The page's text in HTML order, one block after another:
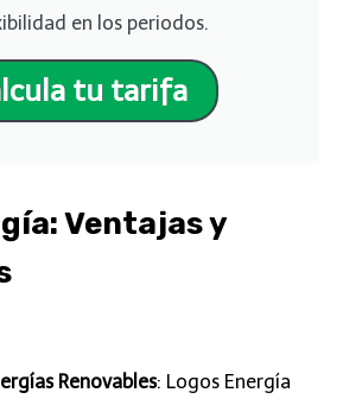
en los periodos.
tu tarifa
:Ventajas y
Renovables: Logos Energía